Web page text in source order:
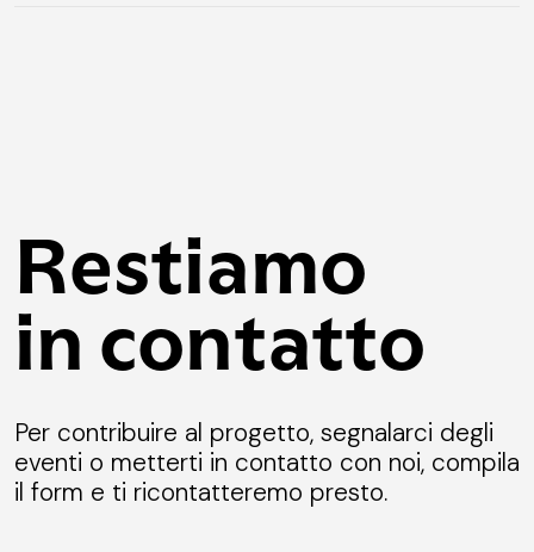
Restiamo
in contatto
Per contribuire al progetto, segnalarci degli
eventi o metterti in contatto con noi, compila
il form e ti ricontatteremo presto.